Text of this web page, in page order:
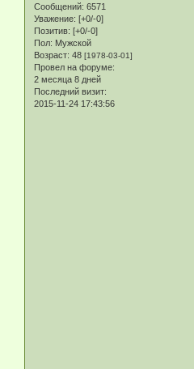
Сообщений: 6571
Уважение: [+0/-0]
Позитив: [+0/-0]
Пол: Мужской
Возраст: 48 [1978-03-01]
Провел на форуме:
2 месяца 8 дней
Последний визит:
2015-11-24 17:43:56